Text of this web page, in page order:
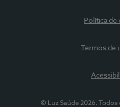
Política de
Termos de
© Luz Saúde 2026.